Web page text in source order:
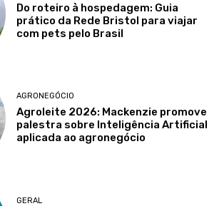
Do roteiro à hospedagem: Guia
prático da Rede Bristol para viajar
com pets pelo Brasil
AGRONEGÓCIO
Agroleite 2026: Mackenzie promove
palestra sobre Inteligência Artificial
aplicada ao agronegócio
GERAL